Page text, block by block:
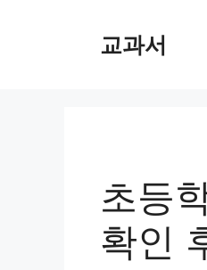
교과서
초등
확인